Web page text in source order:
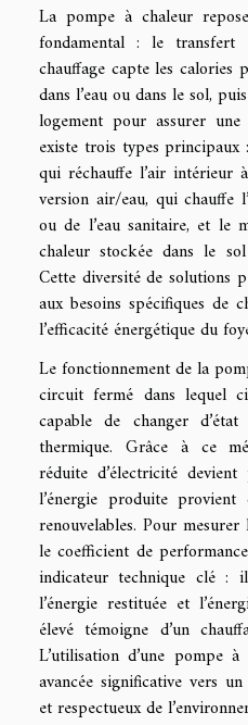
La pompe à chaleur
fondamental : le transfert
chauffage capte les calories
dans l’eau ou dans le sol,
logement pour assurer
existe trois types
qui réchauffe l’air intérieur
version air/eau, qui chauffe
ou de l’eau sanitaire, et le
chaleur stockée dans le
Cette diversité de solutions
aux besoins spécifiques de
l’efficacité énergétique du
Le fonctionnement de la
circuit fermé dans lequel
capable de changer
thermique. Grâce à ce
réduite d’électricité
l’énergie produite
renouvelables. Pour
le coefficient de
indicateur technique clé :
l’énergie restituée et
élevé témoigne d’un
L’utilisation d’une pompe
avancée significative vers
et respectueux de